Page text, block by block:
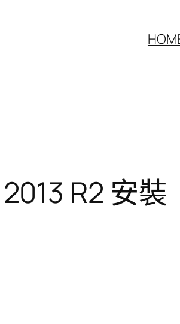
R2 安裝